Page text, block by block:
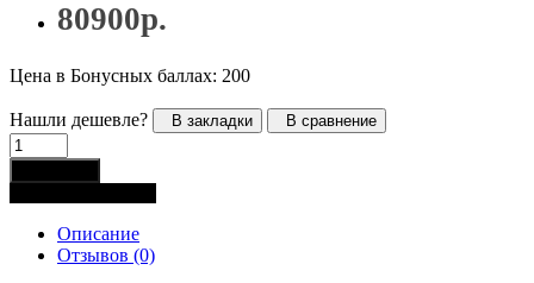
80900р.
Цена в Бонусных баллах: 200
Нашли дешевле? В закладки В сравнение
Описание
Отзывов (0)